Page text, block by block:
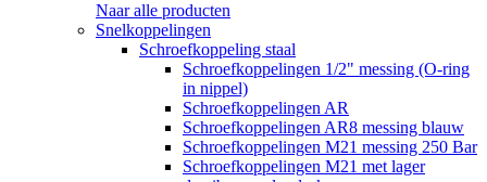
Naar alle producten
Snelkoppelingen
Schroefkoppeling staal
Schroefkoppelingen 1/2" messing (O-ring
in nippel)
Schroefkoppelingen AR
Schroefkoppelingen AR8 messing blauw
Schroefkoppelingen M21 messing 250 Bar
Schroefkoppelingen M21 met lager